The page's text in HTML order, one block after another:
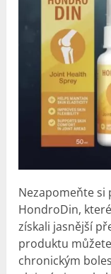
Nezapomeňte si
HondroDin,
získali jasnější
produktu
chronickým